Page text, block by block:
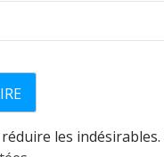
les indésirables.